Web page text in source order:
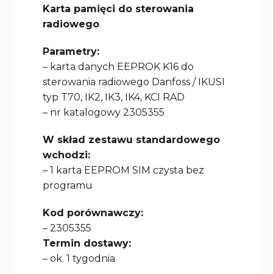
Karta pamięci do sterowania
radiowego
Parametry:
– karta danych EEPROK K16 do
sterowania radiowego Danfoss / IKUSI
typ T70, IK2, IK3, IK4, KCI RAD
– nr katalogowy 2305355
W skład zestawu standardowego
wchodzi:
– 1 karta EEPROM SIM czysta bez
programu
Kod porównawczy:
– 2305355
Termin dostawy:
– ok. 1 tygodnia